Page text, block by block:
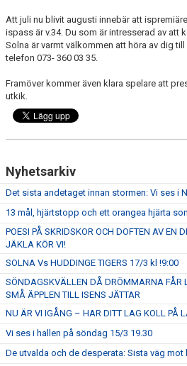
Att juli nu blivit augusti innebär att
ispass är v.34. Du som är intresserad av att
Solna är varmt välkommen att höra av dig
telefon 073- 360 03 35.
Framöver kommer även klara spelare att
utkik.
Nyhetsarkiv
Det sista andetaget innan stormen: Vi ses i
13 mål, hjärtstopp och ett orangea hjärta
POESI PÅ SKRIDSKOR OCH DOFTEN AV EN
JÄKLA KÖR VI!
SOLNA Vs HUDDINGE TIGERS 17/3 kl !9:00
SÖNDAGSKVÄLLEN DÅ DRÖMMARNA FÅR
SMÅ ÄPPLEN TILL ISENS JÄTTAR
NU ÄR VI IGÅNG – HAR DITT LAG KOLL PÅ
Vi ses i hallen på söndag 15/3 19.30
De utvalda och de desperata: Sista väg mot